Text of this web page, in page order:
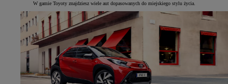
W gamie Toyoty znajdziesz wiele aut dopasowanych do miejskiego stylu życia.